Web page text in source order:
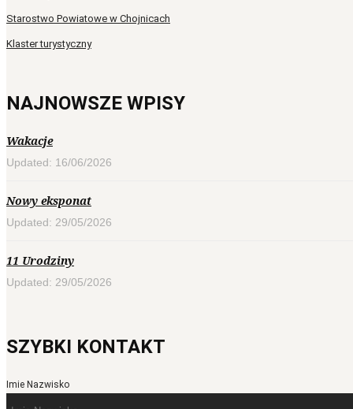
Starostwo Powiatowe w Chojnicach
Klaster turystyczny
NAJNOWSZE WPISY
Wakacje
Updated: 16/06/2026
Nowy eksponat
Updated: 29/05/2026
11 Urodziny
Updated: 29/05/2026
SZYBKI KONTAKT
Imie Nazwisko